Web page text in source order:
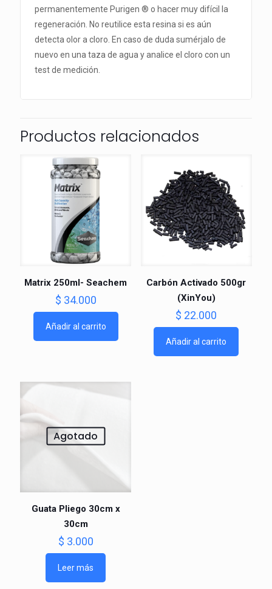
permanentemente Purigen ® o hacer muy difícil la
regeneración. No reutilice esta resina si es aún
detecta olor a cloro. En caso de duda sumérjalo de
nuevo en una taza de agua y analice el cloro con un
test de medición.
Productos relacionados
Matrix 250ml- Seachem
$ 34.000
Añadir al carrito
Carbón Activado 500gr
(XinYou)
$ 22.000
Añadir al carrito
Agotado
Guata Pliego 30cm x
30cm
$ 3.000
Leer más